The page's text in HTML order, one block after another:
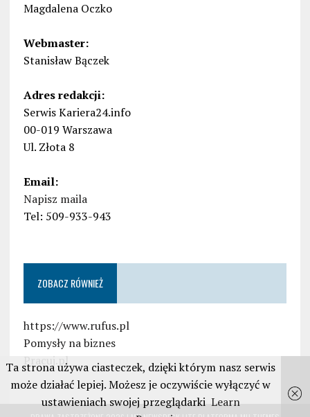
Magdalena Oczko
Webmaster:
Stanisław Bączek
Adres redakcji:
Serwis Kariera24.info
00-019 Warszawa
Ul. Złota 8
Email:
Napisz maila
Tel: 509-933-943
ZOBACZ RÓWNIEŻ
https://www.rufus.pl
Pomysły na biznes
Pracuj.pl
Ta strona używa ciasteczek, dzięki którym nasz serwis
może działać lepiej. Możesz je oczywiście wyłączyć w
ustawieniach swojej przeglądarki Learn